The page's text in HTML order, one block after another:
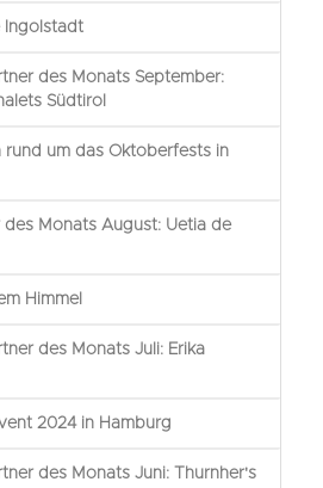
Ingolstadt
des Monats September:
Südtirol
rund um das Oktoberfests in
des Monats August: Uetia de
Himmel
des Monats Juli: Erika
2024 in Hamburg
des Monats Juni: Thurnher's